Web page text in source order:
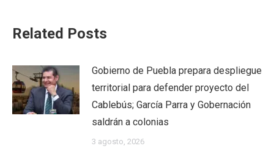
Related Posts
Gobierno de Puebla prepara despliegue
territorial para defender proyecto del
Cablebús; García Parra y Gobernación
saldrán a colonias
3 agosto, 2026